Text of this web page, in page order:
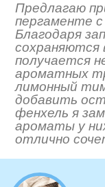
Предлагаю
пергаменте
Благодаря
получается
ароматных
лимонный
добавить
фенхель я
ароматы у
отлично